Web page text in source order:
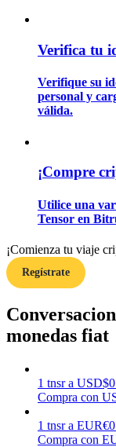
Aprenda cómo
Earn
Verifica tu
Verifique su
personal y
válida.
¡Compre
Utilice una
Tensor en
¡Comienza tu viaje
Regístrate
monedas fiat
1 tnsr a USD$
Compra con
1 tnsr a EUR€
Compra con